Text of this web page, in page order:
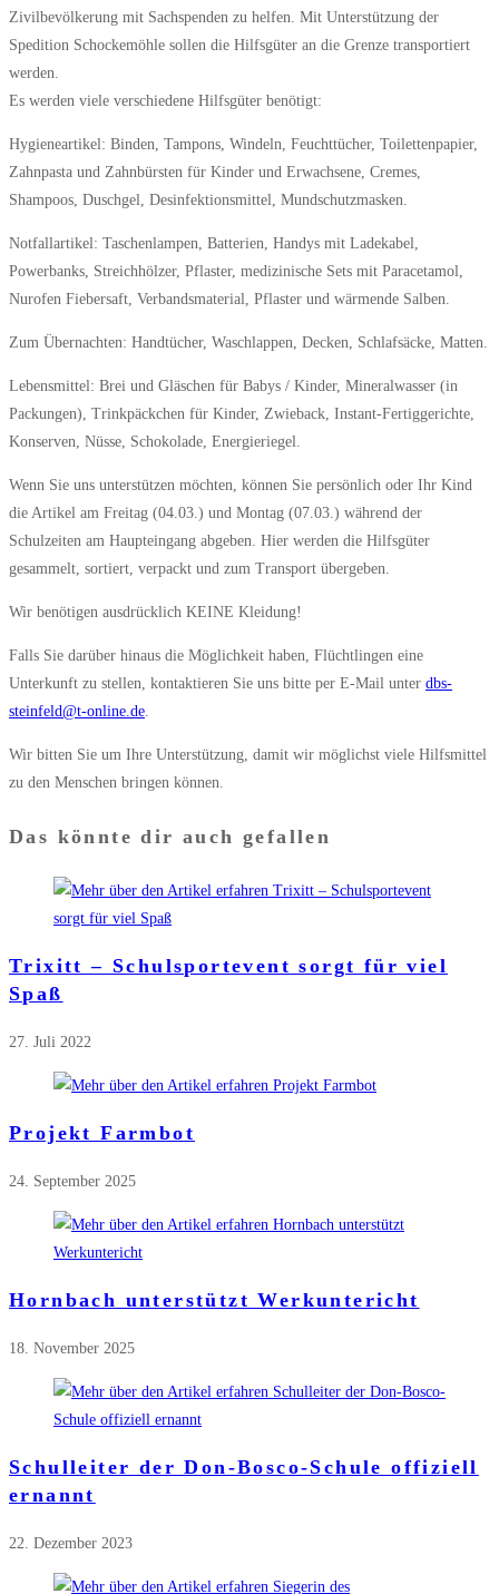
Zivilbevölkerung mit Sachspenden zu helfen. Mit Unterstützung der
Spedition Schockemöhle sollen die Hilfsgüter an die Grenze transportiert
werden.
Es werden viele verschiedene Hilfsgüter benötigt:
Hygieneartikel: Binden, Tampons, Windeln, Feuchttücher, Toilettenpapier,
Zahnpasta und Zahnbürsten für Kinder und Erwachsene, Cremes,
Shampoos, Duschgel, Desinfektionsmittel, Mundschutzmasken.
Notfallartikel: Taschenlampen, Batterien, Handys mit Ladekabel,
Powerbanks, Streichhölzer, Pflaster, medizinische Sets mit Paracetamol,
Nurofen Fiebersaft, Verbandsmaterial, Pflaster und wärmende Salben.
Zum Übernachten: Handtücher, Waschlappen, Decken, Schlafsäcke, Matten.
Lebensmittel: Brei und Gläschen für Babys / Kinder, Mineralwasser (in
Packungen), Trinkpäckchen für Kinder, Zwieback, Instant-Fertiggerichte,
Konserven, Nüsse, Schokolade, Energieriegel.
Wenn Sie uns unterstützen möchten, können Sie persönlich oder Ihr Kind
die Artikel am Freitag (04.03.) und Montag (07.03.) während der
Schulzeiten am Haupteingang abgeben. Hier werden die Hilfsgüter
gesammelt, sortiert, verpackt und zum Transport übergeben.
Wir benötigen ausdrücklich KEINE Kleidung!
Falls Sie darüber hinaus die Möglichkeit haben, Flüchtlingen eine
Unterkunft zu stellen, kontaktieren Sie uns bitte per E-Mail unter dbs-
steinfeld@t-online.de.
Wir bitten Sie um Ihre Unterstützung, damit wir möglichst viele Hilfsmittel
zu den Menschen bringen können.
Das könnte dir auch gefallen
Trixitt – Schulsportevent sorgt für viel
Spaß
27. Juli 2022
Projekt Farmbot
24. September 2025
Hornbach unterstützt Werkuntericht
18. November 2025
Schulleiter der Don-Bosco-Schule offiziell
ernannt
22. Dezember 2023